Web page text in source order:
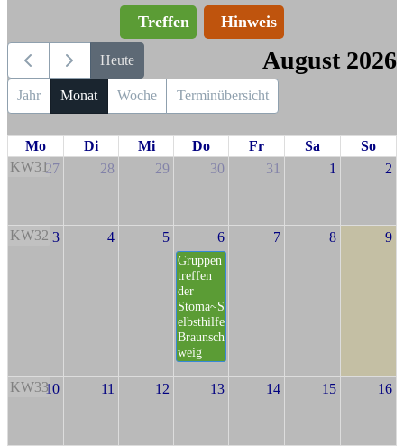
Treffen Hinweis
Heute August 2026
Jahr Monat Woche Terminübersicht
Mo Di Mi Do Fr Sa
So
KW3127 28 29 30 31 1 2
KW32 3 4 5 6
Gruppen
treffen
der
Stoma~S
elbsthilfe
Braunsch
weig
7 8 9
KW3310 11 12 13 14 15 16